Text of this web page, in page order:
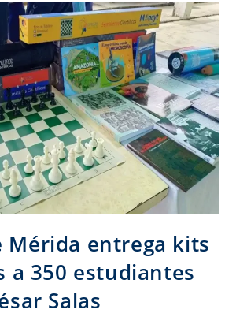
Mérida entrega kits
a 350 estudiantes
Salas